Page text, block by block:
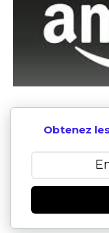
Obtenez